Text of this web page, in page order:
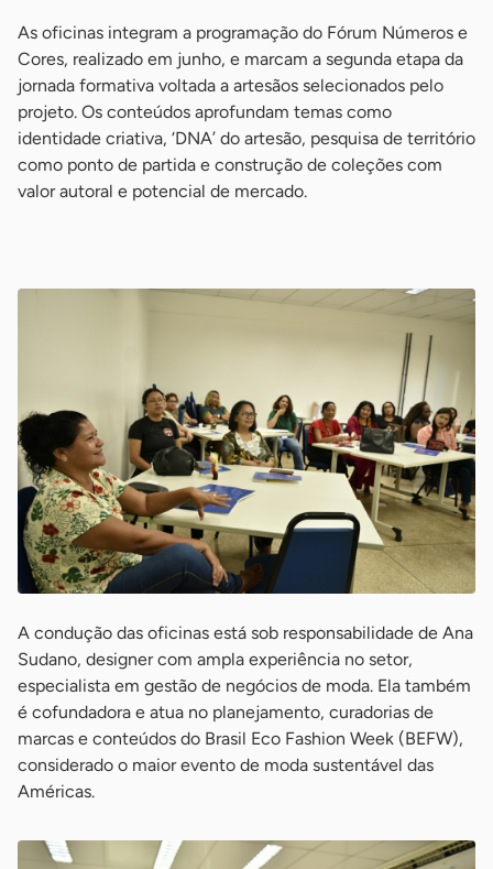
As oficinas integram a programação do Fórum Números e
Cores, realizado em junho, e marcam a segunda etapa da
jornada formativa voltada a artesãos selecionados pelo
projeto. Os conteúdos aprofundam temas como
identidade criativa, ‘DNA’ do artesão, pesquisa de território
como ponto de partida e construção de coleções com
valor autoral e potencial de mercado.
A condução das oficinas está sob responsabilidade de Ana
Sudano, designer com ampla experiência no setor,
especialista em gestão de negócios de moda. Ela também
é cofundadora e atua no planejamento, curadorias de
marcas e conteúdos do Brasil Eco Fashion Week (BEFW),
considerado o maior evento de moda sustentável das
Américas.